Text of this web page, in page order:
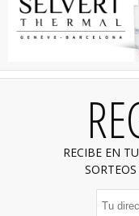
RECIBE EN